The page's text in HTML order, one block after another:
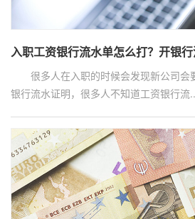
入职工资银行流水单怎么打？开银
很多人在入职的时候会发现新公司会
银行流水证明，很多人不知道工资银行流